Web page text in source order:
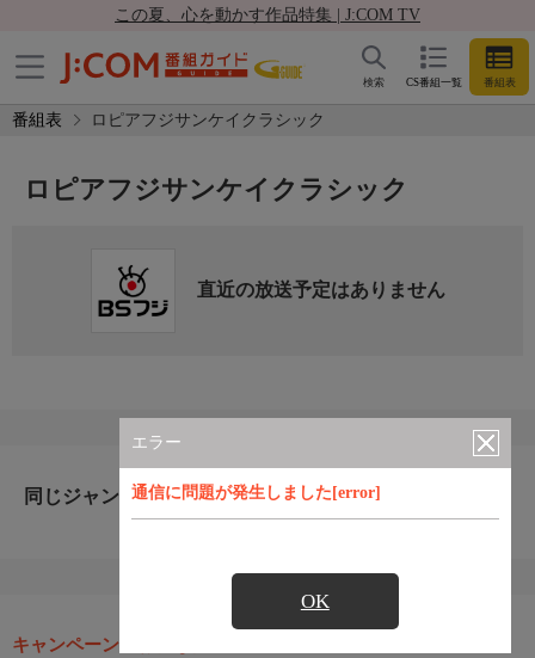
この夏、心を動かす作品特集 | J:COM TV
CS番組一覧 番組表
検索
番組表 ロピアフジサンケイクラシック
エラー
通信に問題が発生しました[error]
OK
ロピアフジサンケイクラシック
直近の放送予定はありません
同じジャンルのおすすめ番組
キャンペーン・お得な情報